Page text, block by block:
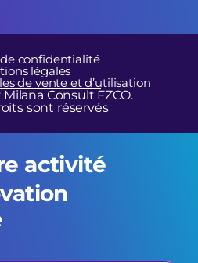
Consult FZCO.
sont réservés
confidentialité
légales
de vente et d’utilisation
activité